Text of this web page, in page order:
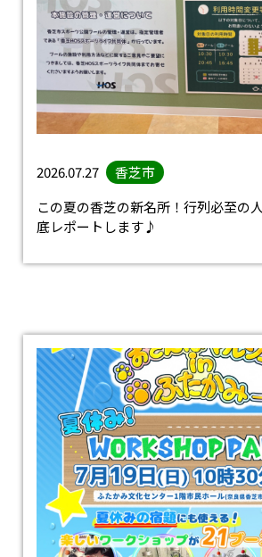
2026.07.27
香芝市
この夏の香芝の新名所！行列必至の
底レポートします♪